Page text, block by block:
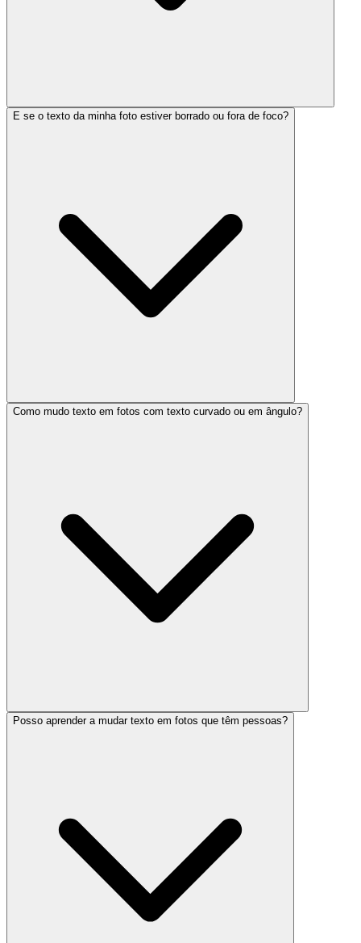
E se o texto da minha foto estiver borrado ou fora de foco?
Como mudo texto em fotos com texto curvado ou em ângulo?
Posso aprender a mudar texto em fotos que têm pessoas?